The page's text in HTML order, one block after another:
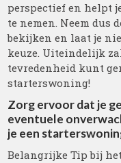
perspectief en helpt
te nemen. Neem dus
bekijken en laat je
keuze. Uiteindelijk
tevredenheid kunt
starterswoning!
Zorg ervoor dat je
eventuele
je een
Belangrijke Tip bij